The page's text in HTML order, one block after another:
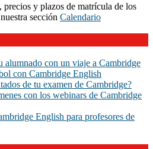
precios y plazos de matrícula de los
sección Calendario
alumnado con un viaje a Cambridge
con Cambridge English
de tu examen de Cambridge?
con los webinars de Cambridge
English para profesores de